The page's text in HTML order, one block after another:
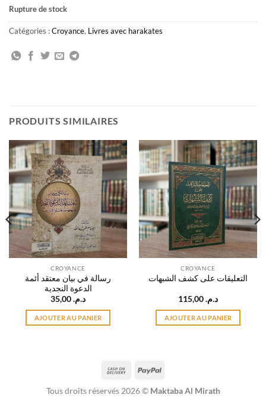
Rupture de stock
Catégories :Croyance, Livres avec harakates
PRODUITS SIMILAIRES
CROYANCE
رسالة في بيان معتقد أئمة
الدعوة النجدية
د.م.
AJOUTER AU PANIER
CROYANCE
التعليقات على كشف الشبهات
د.م.
AJOUTER AU PANIER
Cash
Delivery
PayPal
Tous droits réservés 2026 © Maktaba Al Mirath